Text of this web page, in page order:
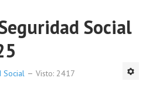
Social
Social Visto: 2417